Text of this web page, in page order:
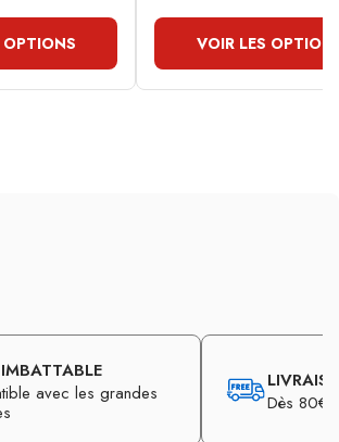
OPTIONS VOIR LES
avec les grandes
Dès 80€